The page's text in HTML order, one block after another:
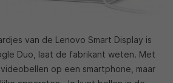
van de Lenovo Smart Display is
Duo, laat de fabrikant weten. Met
op een smartphone, maar